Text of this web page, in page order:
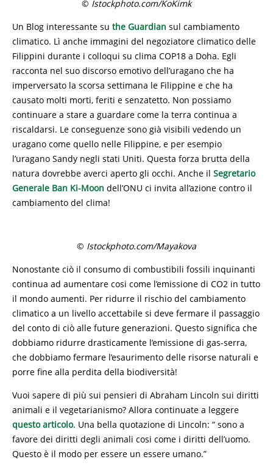
© Istockphoto.com/KoKimk
Un Blog interessante su the Guardian sul cambiamento
climatico. Lì anche immagini del negoziatore climatico delle
Filippini durante i colloqui su clima COP18 a Doha. Egli
racconta nel suo discorso emotivo dell’uragano che ha
imperversato la scorsa settimana le Filippine e che ha
causato molti morti, feriti e senzatetto. Non possiamo
continuare a stare a guardare come la terra continua a
riscaldarsi. Le conseguenze sono già visibili vedendo un
uragano come quello nelle Filippine, e per esempio
l’uragano Sandy negli stati Uniti. Questa forza brutta della
natura dovrebbe averci aperto gli occhi. Anche il Segretario
Generale Ban Ki-Moon dell’ONU ci invita all’azione contro il
cambiamento del clima!
© Istockphoto.com/Mayakova
Nonostante ciò il consumo di combustibili fossili inquinanti
continua ad aumentare cosi come l’emissione di CO2 in tutto
il mondo aumenti. Per ridurre il rischio del cambiamento
climatico a un livello accettabile si deve fermare il passaggio
del conto di ciò alle future generazioni. Questo significa che
dobbiamo ridurre drasticamente l’emissione di gas-serra,
che dobbiamo fermare l’esaurimento delle risorse naturali e
porre fine alla perdita della biodiversità!
Vuoi sapere di più sui pensieri di Abraham Lincoln sui diritti
animali e il vegetarianismo? Allora continuate a leggere
questo articolo. Una bella quotazione di Lincoln: “ sono a
favore dei diritti degli animali cosi come i diritti dell’uomo.
Questo è il modo per essere un essere umano.”